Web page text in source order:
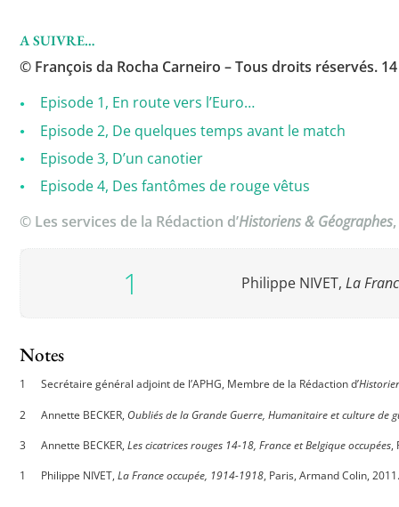
A SUIVRE…
© François da Rocha Carneiro – Tous droits réservés.
Episode 1, En route vers l’Euro…
Episode 2, De quelques temps avant le match
Episode 3, D’un canotier
Episode 4, Des fantômes de rouge vêtus
© Les services de la Rédaction d’Historiens & Géographes
Philippe NIVET,La
Notes
Secrétaire général adjoint de l’APHG, Membre de la Rédaction d’
Annette BECKER, Oubliés de la Grande Guerre, Humanitaire et culture de
Annette BECKER,Les cicatrices rouges 14-18, France et Belgique occupées,
Philippe NIVET,La France occupée, 1914-1918, Paris, Armand Colin,